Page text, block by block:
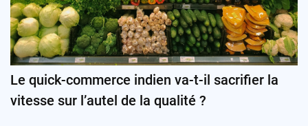
Le quick-commerce indien va-t-il sacrifier la
vitesse sur l’autel de la qualité ?